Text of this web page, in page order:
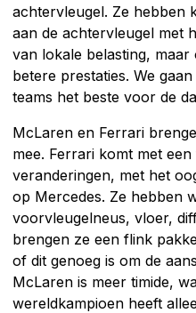
achtervleugel. Ze hebben
aan de achtervleugel met
van lokale belasting,
betere prestaties. We
teams het beste voor de
McLaren en Ferrari
mee. Ferrari komt met
veranderingen, met het
op Mercedes. Ze hebben
voorvleugelneus, vloer,
brengen ze een flink
of dit genoeg is om de
McLaren is meer timide,
wereldkampioen heeft